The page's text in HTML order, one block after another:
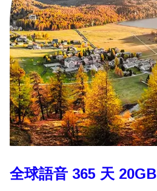
全球語音 365 天 20GB